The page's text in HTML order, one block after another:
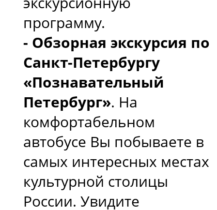
программу.
- Обзорная экскурсия по
Санкт-Петербургу
«Познавательный
Петербург». На
комфортабельном
автобусе Вы побываете в
самых интересных местах
культурной столицы
России. Увидите